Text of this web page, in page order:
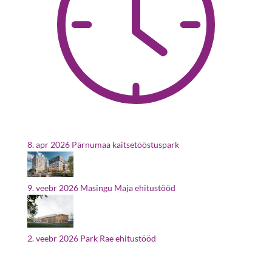
8. apr 2026 Pärnumaa kaitsetööstuspark
9. veebr 2026 Masingu Maja ehitustööd
2. veebr 2026 Park Rae ehitustööd